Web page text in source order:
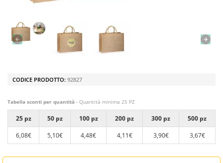
CODICE PRODOTTO: 92827
Tabella sconti per quantità - Quantità minima 25 PZ
25 pz 50 pz 100 pz 200 pz 300 pz
500 pz
6,08€
5,10€ 4,48€ 4,11€ 3,90€ 3,67€